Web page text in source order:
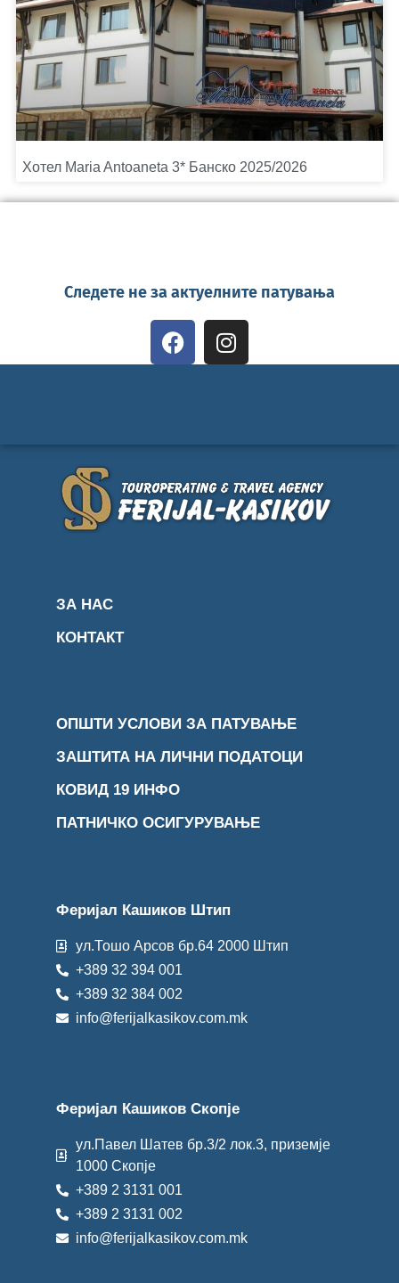
Хотел Maria Antoaneta 3* Банско 2025/2026
Следете не за актуелните патувања
ЗА НАС
КОНТАКТ
ОПШТИ УСЛОВИ ЗА ПАТУВАЊЕ
ЗАШТИТА НА ЛИЧНИ ПОДАТОЦИ
КОВИД 19 ИНФО
ПАТНИЧКО ОСИГУРУВАЊЕ
Феријал Кашиков Штип
ул.Тошо Арсов бр.64 2000 Штип
+389 32 394 001
+389 32 384 002
info@ferijalkasikov.com.mk
Феријал Кашиков Скопје
ул.Павел Шатев бр.3/2 лок.3, приземје
1000 Скопје
+389 2 3131 001
+389 2 3131 002
info@ferijalkasikov.com.mk